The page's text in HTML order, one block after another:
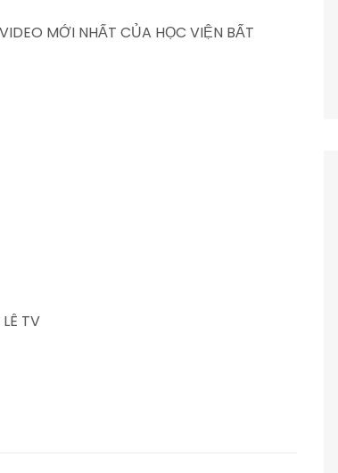
MỚI NHẤT CỦA HỌC VIỆN BẤT
TV